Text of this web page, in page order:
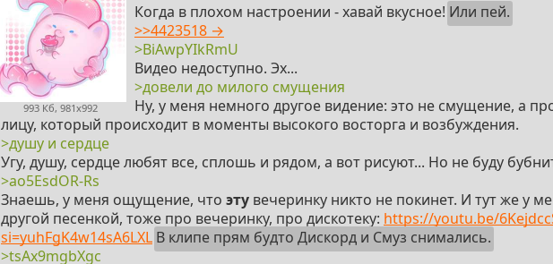
993 Кб, 981x992
Когда в плохом настроении - хавай вкусное! Или пей.
>>4423518 →
>BiAwpYIkRmU
Видео недоступно. Эх...
>довели до милого смущения
Ну, у меня немного другое видение: это не смущение, а
лицу, который происходит в моменты высокого восторга и возбуждения.
>душу и сердце
Угу, душу, сердце любят все, сплошь и рядом, а вот рисуют... Но не буду
>ao5EsdOR-Rs
Знаешь, у меня ощущение, что эту вечеринку никто не покинет. И тут же у
другой песенкой, тоже про вечеринку, про дискотеку: https://youtu.be/
si=yuhFgK4w14sA6LXL В клипе прям будто Дискорд и Смуз снимались.
>tsAx9mgbXgc